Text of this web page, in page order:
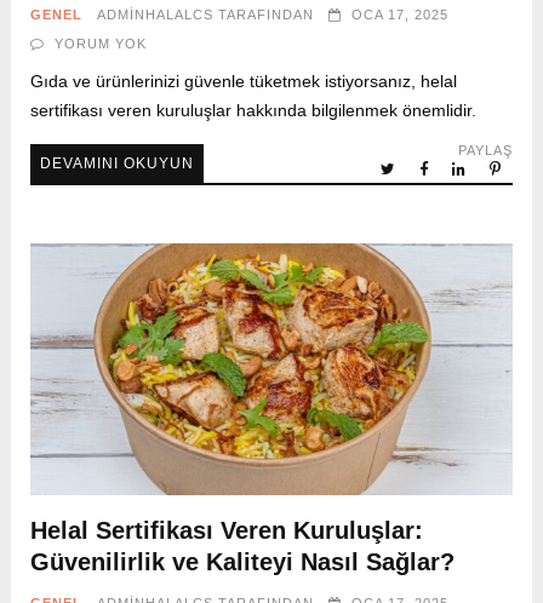
GENEL ADMINHALALCS TARAFINDAN
OCA 17, 2025
YORUM YOK
Gıda ve ürünlerinizi güvenle tüketmek istiyorsanız, helal
sertifikası veren kuruluşlar hakkında bilgilenmek önemlidir.
DEVAMINI OKUYUN
PAYLAŞ
Helal Sertifikası Veren Kuruluşlar:
Güvenilirlik ve Kaliteyi Nasıl Sağlar?